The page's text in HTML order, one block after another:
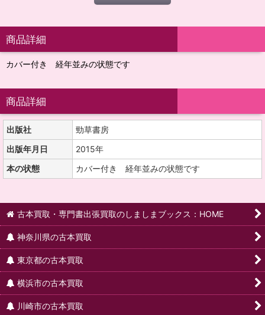
商品詳細
カバー付き 経年並みの状態です
商品詳細
出版社
勁草書房
出版年月日
2015年
本の状態
カバー付き 経年並みの状態です
古本買取・専門書出張買取のしましまブックス：HOME
神奈川県の古本買取
東京都の古本買取
横浜市の古本買取
川崎市の古本買取